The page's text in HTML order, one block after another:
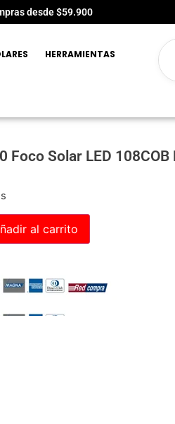
desde $59.900
HERRAMIENTAS
Foco Solar LED 108COB
al carrito